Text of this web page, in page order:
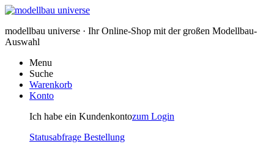
modellbau universe · Ihr Online-Shop mit der großen Modellbau-
Auswahl
Menu
Suche
Warenkorb
Konto
Ich habe ein Kundenkontozum Login
Statusabfrage Bestellung